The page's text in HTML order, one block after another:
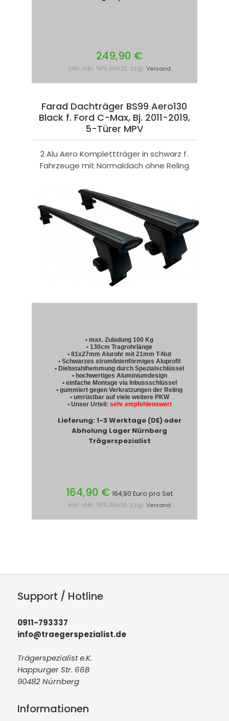
249,90 €
inkl. inkl. 19% MwSt. zzgl. Versand
Farad Dachträger BS99 Aero130
Black f. Ford C-Max, Bj. 2011-2019,
5-Türer MPV
2 Alu Aero Komplettträger in schwarz f.
Fahrzeuge mit Normaldach ohne Reling
• max. Zuladung 100 Kg
• 130cm Tragrohrlänge
• 81x27mm Alurohr mit 21mm T-Nut
• Schwarzes stromlinienförmiges Aluprofil
• Diebstahlhemmung durch Spezialschlüssel
• hochwertiges Aluminiumdesign
• einfache Montage via Inbussschlüssel
• gummiert gegen Verkratzungen der Reling
• umrüstbar auf viele weitere PKW
• Unser Urteil: sehr empfehlenswert
Lieferung: 1-3 Werktage (DE) oder
Abholung Lager Nürnberg
Trägerspezialist
164,90 € 164,90 Euro pro Set
inkl. inkl. 19% MwSt. zzgl. Versand
Support / Hotline
0911-793337
info@traegerspezialist.de
Trägerspezialist e.K.
Happurger Str. 66B
90482 Nürnberg
Informationen